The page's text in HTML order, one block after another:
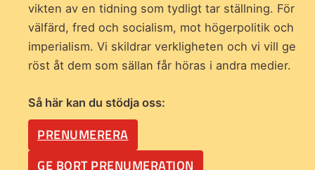
vikten av en tidning som tydligt tar ställning. För
välfärd, fred och socialism, mot högerpolitik och
imperialism. Vi skildrar verkligheten och vi vill ge
röst åt dem som sällan får höras i andra medier.
Så här kan du stödja oss:
PRENUMERERA
GE BORT PRENUMERATION